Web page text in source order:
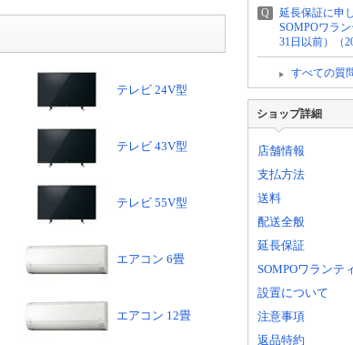
テレビ 24V型
テレビ 43V型
テレビ 55V型
エアコン 6畳
エアコン 12畳
Q
延長保証に申
SOMPOワラン
31日以前）（
すべての質
ショップ詳細
店舗情報
支払方法
送料
配送全般
延長保証
SOMPOワランテ
設置について
注意事項
返品特約